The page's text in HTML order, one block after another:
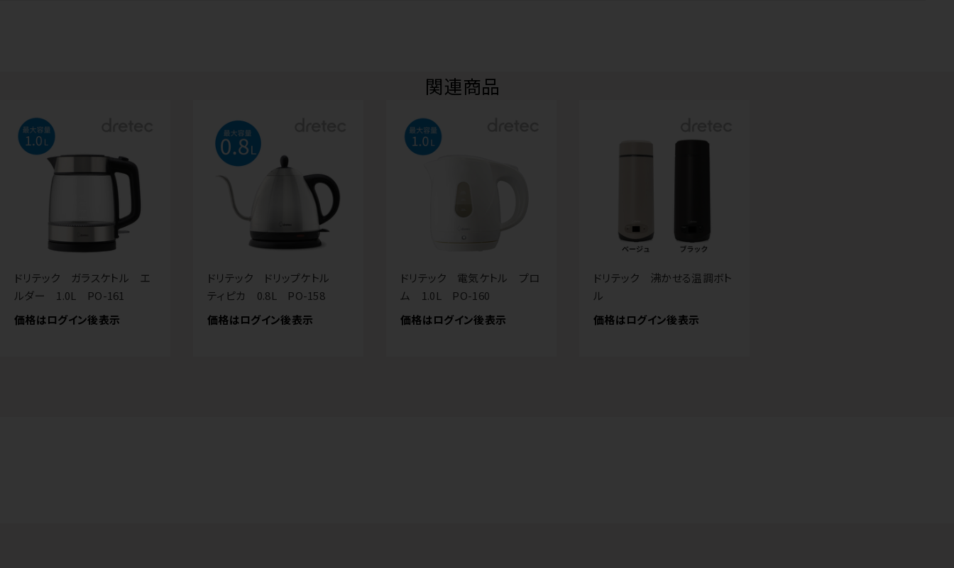
関連商品
ドリテック ガラスケトル エ
ルダー 1.0L PO-161
価格はログイン後表示
ドリテック ドリップケトル
ティピカ 0.8L PO-158
価格はログイン後表示
ドリテック 電気ケトル プロ
ム 1.0L PO-160
価格はログイン後表示
ドリテック 沸かせる温調ボト
ル
価格はログイン後表示